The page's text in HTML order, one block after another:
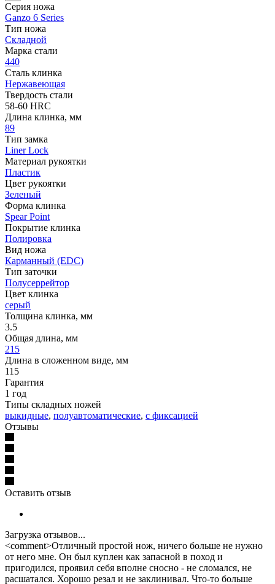
Серия ножа
Ganzo 6 Series
Тип ножа
Складной
Марка стали
440
Сталь клинка
Нержавеющая
Твердость стали
58-60 HRC
Длина клинка, мм
89
Тип замка
Liner Lock
Материал рукоятки
Пластик
Цвет рукоятки
Зеленый
Форма клинка
Spear Point
Покрытие клинка
Полировка
Вид ножа
Карманный (EDC)
Тип заточки
Полусеррейтор
Цвет клинка
серый
Толщина клинка, мм
3.5
Общая длина, мм
215
Длина в сложенном виде, мм
115
Гарантия
1 год
Типы складных ножей
выкидные, полуавтоматические, с фиксацией
Отзывы
Оставить отзыв
Загрузка отзывов...
<comment>Отличный простой нож, ничего больше не нужно
от него мне. Он был куплен как запасной в поход и
пригодился, проявил себя вполне сносно - не сломался, не
расшатался. Хорошо резал и не заклинивал. Что-то больше